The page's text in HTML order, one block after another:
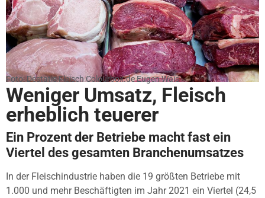
Foto: Destatis Fleisch Colourbox.de Eugen Wais
Weniger Umsatz, Fleisch
erheblich teuerer
Ein Prozent der Betriebe macht fast ein
Viertel des gesamten Branchenumsatzes
In der Fleischindustrie haben die 19 größten Betriebe mit
1.000 und mehr Beschäftigten im Jahr 2021 ein Viertel (24,5